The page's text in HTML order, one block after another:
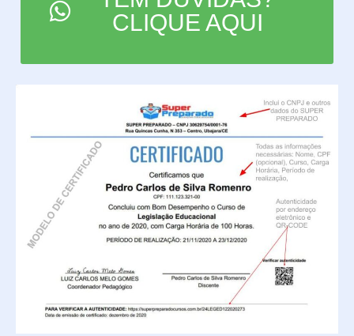
CLIQUE AQUI